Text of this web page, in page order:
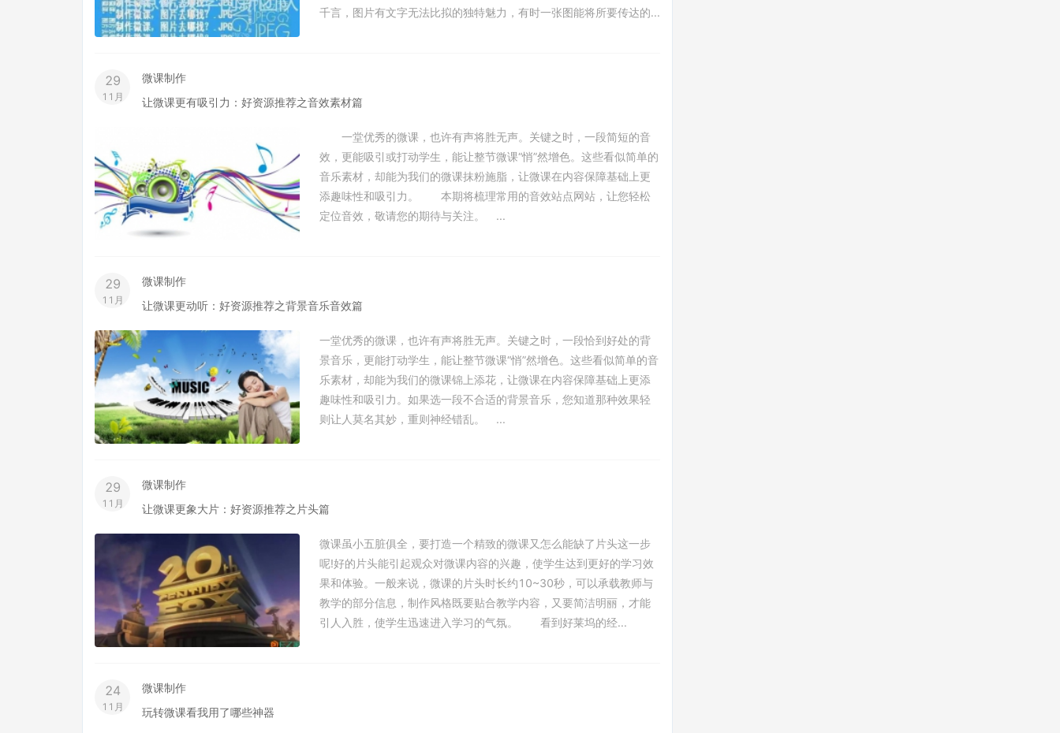
千言，图片有文字无法比拟的独特魅力，有时一张图能将所要传达的...
29
11月
微课制作
让微课更有吸引力：好资源推荐之音效素材篇
一堂优秀的微课，也许有声将胜无声。关键之时，一段简短的音
效，更能吸引或打动学生，能让整节微课“悄”然增色。这些看似简单的
音乐素材，却能为我们的微课抹粉施脂，让微课在内容保障基础上更
添趣味性和吸引力。 本期将梳理常用的音效站点网站，让您轻松
定位音效，敬请您的期待与关注。 ...
29
11月
微课制作
让微课更动听：好资源推荐之背景音乐音效篇
一堂优秀的微课，也许有声将胜无声。关键之时，一段恰到好处的背
景音乐，更能打动学生，能让整节微课“悄”然增色。这些看似简单的音
乐素材，却能为我们的微课锦上添花，让微课在内容保障基础上更添
趣味性和吸引力。如果选一段不合适的背景音乐，您知道那种效果轻
则让人莫名其妙，重则神经错乱。 ...
29
11月
微课制作
让微课更象大片：好资源推荐之片头篇
微课虽小五脏俱全，要打造一个精致的微课又怎么能缺了片头这一步
呢!好的片头能引起观众对微课内容的兴趣，使学生达到更好的学习效
果和体验。一般来说，微课的片头时长约10~30秒，可以承载教师与
教学的部分信息，制作风格既要贴合教学内容，又要简洁明丽，才能
引人入胜，使学生迅速进入学习的气氛。 看到好莱坞的经...
24
11月
微课制作
玩转微课看我用了哪些神器